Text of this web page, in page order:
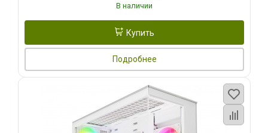
В наличии
Купить
Подробнее